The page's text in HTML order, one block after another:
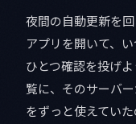
夜間の自動更新を
アプリを開いて、
ひとつ確認を投げ
覧に、そのサーバ
をずっと使えてい